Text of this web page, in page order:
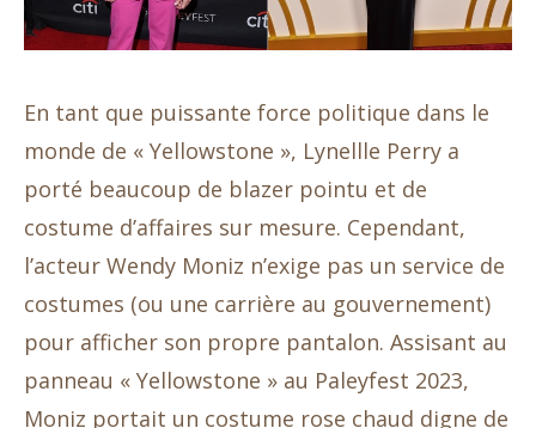
En tant que puissante force politique dans le
monde de « Yellowstone », Lynellle Perry a
porté beaucoup de blazer pointu et de
costume d’affaires sur mesure. Cependant,
l’acteur Wendy Moniz n’exige pas un service de
costumes (ou une carrière au gouvernement)
pour afficher son propre pantalon. Assisant au
panneau « Yellowstone » au Paleyfest 2023,
Moniz portait un costume rose chaud digne de